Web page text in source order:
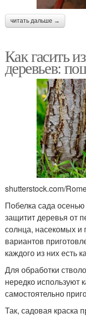
читать дальше →
Как гасить
деревьев:
shutterstock.com/
Побелка сада
защитит деревья от
солнца, насекомых и
вариантов
каждого из них есть
Для обработки
нередко используют
самостоятельно
Так, садовая краска